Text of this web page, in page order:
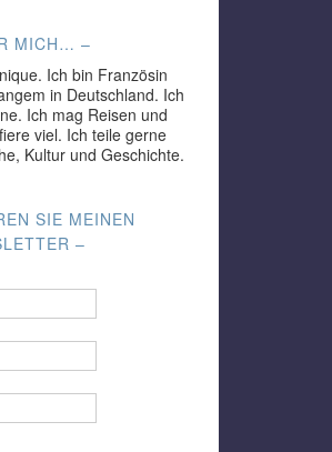
MICH… –
Ich bin Französin
in Deutschland. Ich
Ich mag Reisen und
viel. Ich teile gerne
Kultur und Geschichte.
SIE MEINEN
–